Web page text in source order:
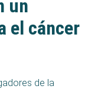
un
el cáncer
de la